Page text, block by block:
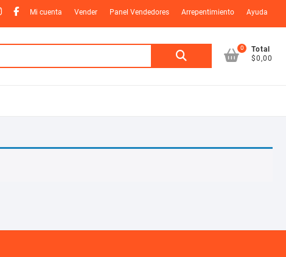
Instagram
Facebook
Mi cuenta Vender Panel Vendedores Arrepentimiento Ayuda
Buscar
0
Total
$0,00